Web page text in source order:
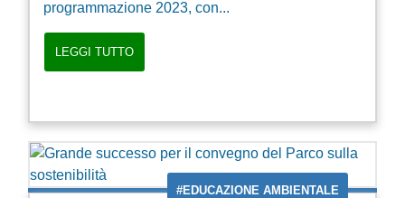
programmazione 2023, con...
LEGGI TUTTO
#EDUCAZIONE AMBIENTALE